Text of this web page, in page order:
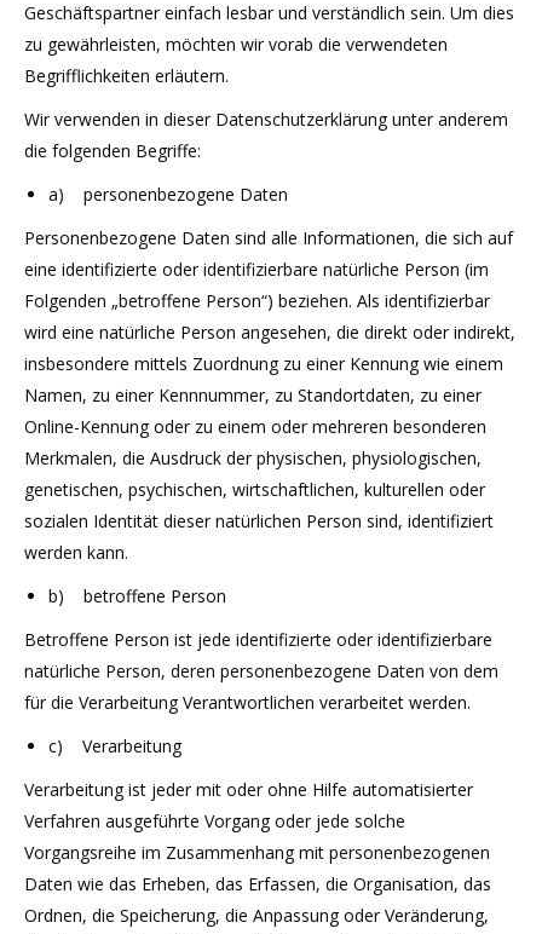
Geschäftspartner einfach lesbar und verständlich sein. Um dies
zu gewährleisten, möchten wir vorab die verwendeten
Begrifflichkeiten erläutern.
Wir verwenden in dieser Datenschutzerklärung unter anderem
die folgenden Begriffe:
a) personenbezogene Daten
Personenbezogene Daten sind alle Informationen, die sich auf
eine identifizierte oder identifizierbare natürliche Person (im
Folgenden „betroffene Person“) beziehen. Als identifizierbar
wird eine natürliche Person angesehen, die direkt oder indirekt,
insbesondere mittels Zuordnung zu einer Kennung wie einem
Namen, zu einer Kennnummer, zu Standortdaten, zu einer
Online-Kennung oder zu einem oder mehreren besonderen
Merkmalen, die Ausdruck der physischen, physiologischen,
genetischen, psychischen, wirtschaftlichen, kulturellen oder
sozialen Identität dieser natürlichen Person sind, identifiziert
werden kann.
b) betroffene Person
Betroffene Person ist jede identifizierte oder identifizierbare
natürliche Person, deren personenbezogene Daten von dem
für die Verarbeitung Verantwortlichen verarbeitet werden.
c) Verarbeitung
Verarbeitung ist jeder mit oder ohne Hilfe automatisierter
Verfahren ausgeführte Vorgang oder jede solche
Vorgangsreihe im Zusammenhang mit personenbezogenen
Daten wie das Erheben, das Erfassen, die Organisation, das
Ordnen, die Speicherung, die Anpassung oder Veränderung,